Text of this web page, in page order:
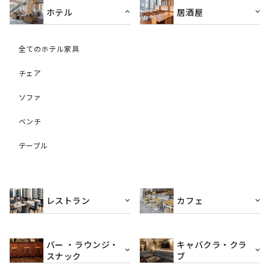
ホテル
全てのホテル家具
チェア
ソファ
ベンチ
テーブル
居酒屋
レストラン カフェ
バー ・ラウンジ・
スナック
キャバクラ・クラ
ブ